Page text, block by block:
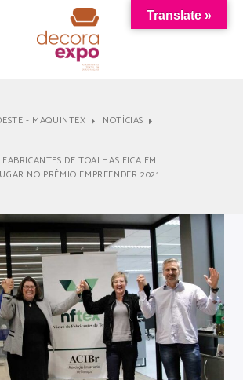
- MAQUINTEX
NOTÍCIAS
DE TOALHAS FICA EM
NO PRÊMIO EMPREENDER 2021
Translate »